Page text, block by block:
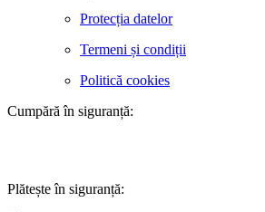
Protecția datelor
Termeni și condiții
Politică cookies
Cumpără în siguranță:
Plătește în siguranță: